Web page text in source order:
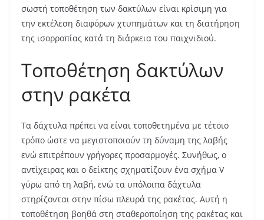
σωστή τοποθέτηση των δακτύλων είναι κρίσιμη για
την εκτέλεση διαφόρων χτυπημάτων και τη διατήρηση
της ισορροπίας κατά τη διάρκεια του παιχνιδιού.
Τοποθέτηση δακτύλων
στην ρακέτα
Τα δάχτυλα πρέπει να είναι τοποθετημένα με τέτοιο
τρόπο ώστε να μεγιστοποιούν τη δύναμη της λαβής
ενώ επιτρέπουν γρήγορες προσαρμογές. Συνήθως, ο
αντίχειρας και ο δείκτης σχηματίζουν ένα σχήμα V
γύρω από τη λαβή, ενώ τα υπόλοιπα δάχτυλα
στηρίζονται στην πίσω πλευρά της ρακέτας. Αυτή η
τοποθέτηση βοηθά στη σταθεροποίηση της ρακέτας και